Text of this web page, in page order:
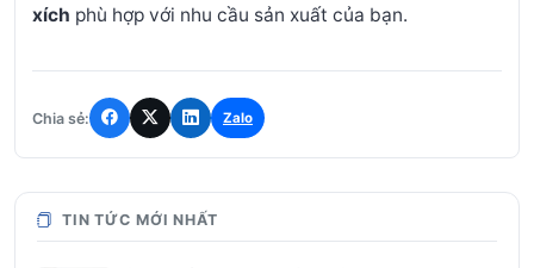
xích phù hợp với nhu cầu sản xuất của bạn.
Chia sẻ: Zalo
TIN TỨC MỚI NHẤT